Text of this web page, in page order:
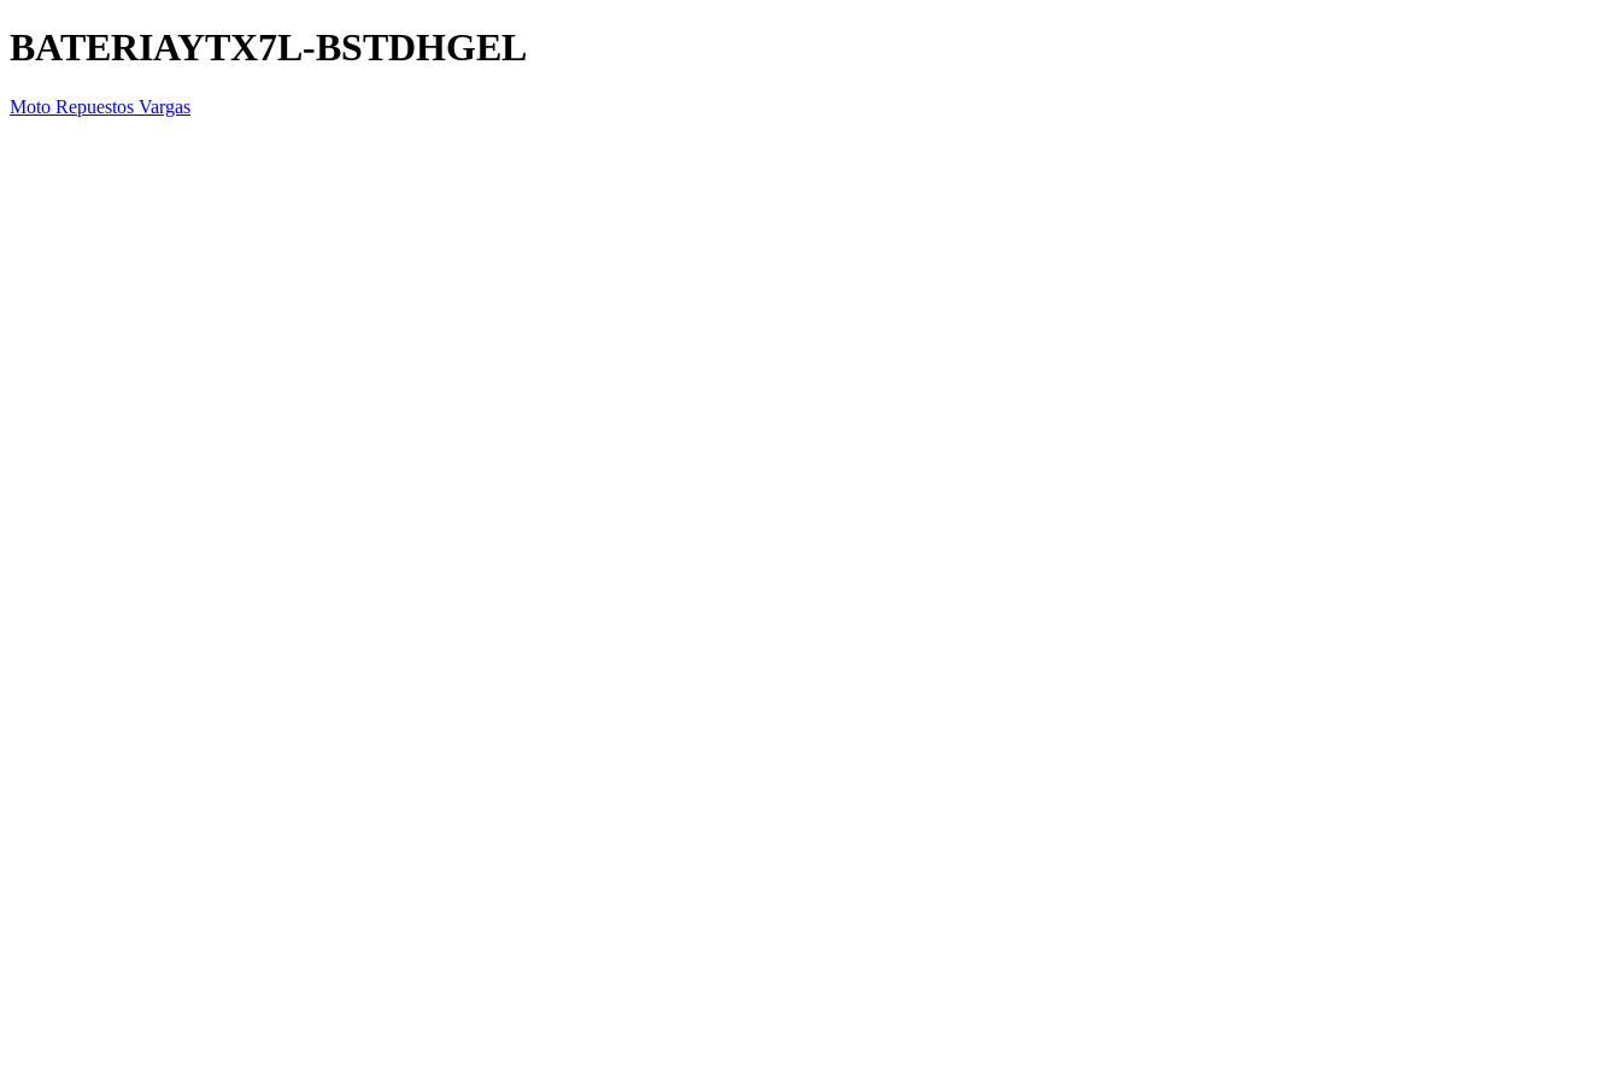
BATERIAYTX7L-BSTDHGEL
Moto Repuestos Vargas